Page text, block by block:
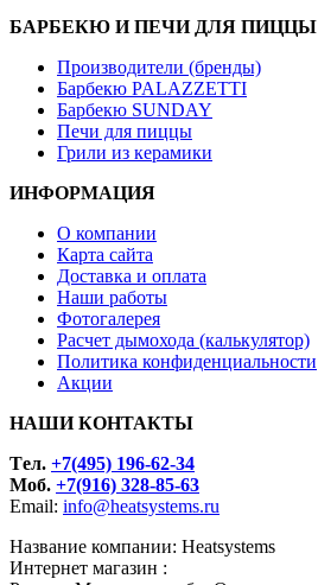
БАРБЕКЮ И ПЕЧИ ДЛЯ ПИЦЦЫ
Производители (бренды)
Барбекю PALAZZETTI
Барбекю SUNDAY
Печи для пиццы
Грили из керамики
ИНФОРМАЦИЯ
О компании
Карта сайта
Доставка и оплата
Наши работы
Фотогалерея
Расчет дымохода (калькулятор)
Политика конфиденциальности
Акции
НАШИ КОНТАКТЫ
Tел. +7(495) 196-62-34
Моб. +7(916) 328-85-63
Email: info@heatsystems.ru
Название компании: Heatsystems
Интернет магазин :